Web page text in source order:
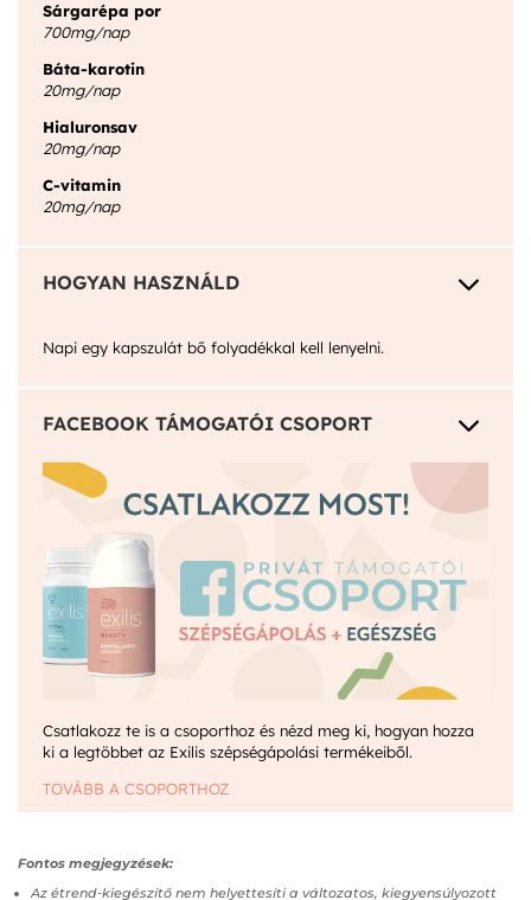
Sárgarépa por
700mg/nap
Báta-karotin
20mg/nap
Hialuronsav
20mg/nap
C-vitamin
20mg/nap
HOGYAN HASZNÁLD 3
Napi egy kapszulát bő folyadékkal kell lenyelni.
FACEBOOK TÁMOGATÓI CSOPORT 3
Csatlakozz te is a csoporthoz és nézd meg ki, hogyan hozza
ki a legtöbbet az Exilis szépségápolási termékeiből.
TOVÁBB A CSOPORTHOZ
Fontos megjegyzések:
Az étrend‑kiegészítő nem helyettesíti a változatos, kiegyensúlyozott